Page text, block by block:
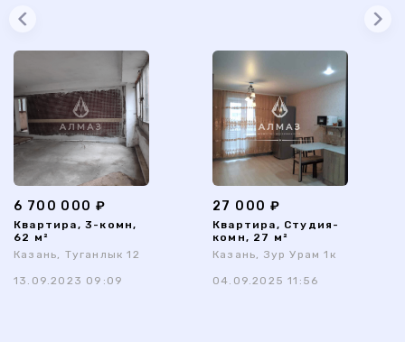
6 700 000 ₽
Квартира, 3-комн,
62 м²
Казань, Туганлык 12
13.09.2023 09:09
27 000 ₽
Квартира, Студия-
комн, 27 м²
Казань, Зур Урам 1к
04.09.2025 11:56